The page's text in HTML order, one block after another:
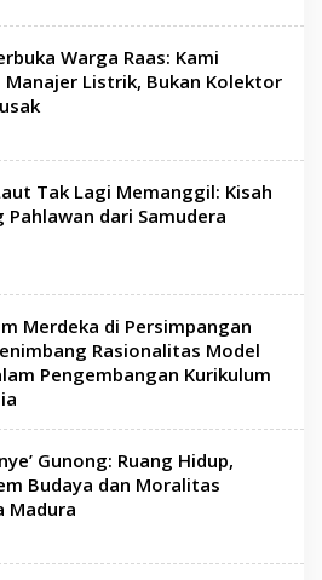
Warga Raas: Kami
Manajer Listrik, Bukan Kolektor
Tak Lagi Memanggil: Kisah
Pahlawan dari Samudera
Merdeka di Persimpangan
Rasionalitas Model
Pengembangan Kurikulum
Gunong: Ruang Hidup,
Budaya dan Moralitas
Madura